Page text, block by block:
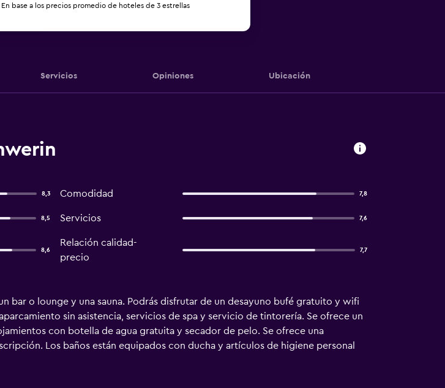
Servicios Opiniones Ubicación
8,3 Comodidad 7,8
8,5 Servicios 7,6
8,6
Relación calidad-
precio
7,7
bar o lounge y una sauna. Podrás disfrutar de un desayuno bufé gratuito y wifi
sin asistencia, servicios de spa y servicio de tintorería. Se ofrece un
con botella de agua gratuita y secador de pelo. Se ofrece una
Los baños están equipados con ducha y artículos de higiene personal
gratis. Los servicios para las personas de negocios incluyen escritorio y
Se ofrece servicio de limpieza todos los días. Los servicios de ocio y
En base a los precios promedio de hoteles de 3 estrellas